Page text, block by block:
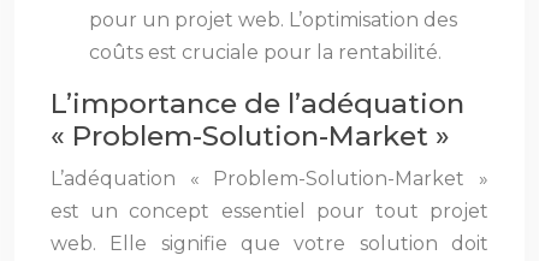
pour un projet web. L’optimisation des
coûts est cruciale pour la rentabilité.
L’importance de l’adéquation
« Problem-Solution-Market »
L’adéquation « Problem-Solution-Market »
est un concept essentiel pour tout projet
web. Elle signifie que votre solution doit